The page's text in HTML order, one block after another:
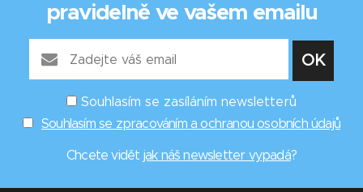
pravidelně ve vašem emailu
Souhlasím se zasíláním newsletterů
Souhlasím se zpracováním a ochranou osobních údajů
Chcete vidět jak náš newsletter vypadá?